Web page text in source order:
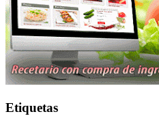
Etiquetas